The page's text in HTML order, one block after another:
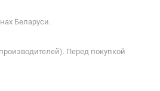
Беларуси.
Перед покупкой